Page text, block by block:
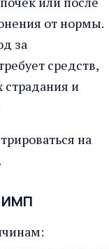
от нормы.
за
средств,
страдания и
на
ИМП